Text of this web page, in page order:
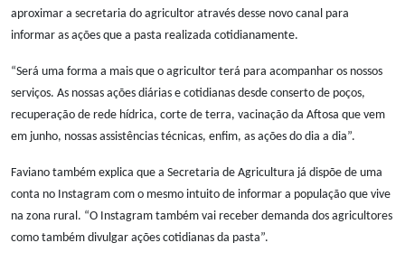
aproximar a secretaria do agricultor através desse novo canal para
informar as ações que a pasta realizada cotidianamente.
“Será uma forma a mais que o agricultor terá para acompanhar os nossos
serviços. As nossas ações diárias e cotidianas desde conserto de poços,
recuperação de rede hídrica, corte de terra, vacinação da Aftosa que vem
em junho, nossas assistências técnicas, enfim, as ações do dia a dia”.
Faviano também explica que a Secretaria de Agricultura já dispõe de uma
conta no Instagram com o mesmo intuito de informar a população que vive
na zona rural. “O Instagram também vai receber demanda dos agricultores
como também divulgar ações cotidianas da pasta”.